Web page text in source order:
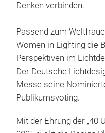
Denken verbinden.
Passend zum
Women in Lighting die
Perspektiven im
Der Deutsche
Messe seine
Publikumsvoting.
Mit der Ehrung der „40